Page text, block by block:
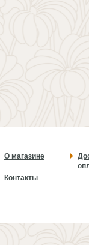
О магазине
Контакты